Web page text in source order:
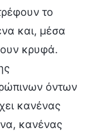
το
και, μέσα
κρυφά.
όντων
κανένας
κανένας